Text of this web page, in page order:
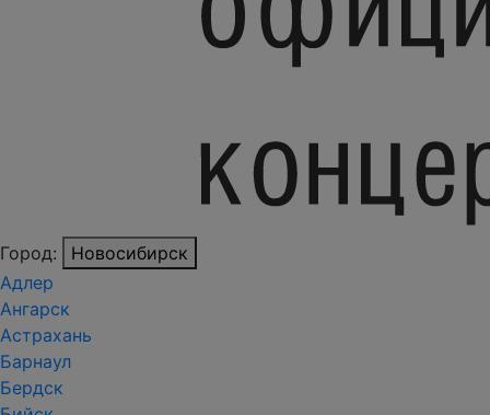
Город:
Новосибирск
Адлер
Ангарск
Астрахань
Барнаул
Бердск